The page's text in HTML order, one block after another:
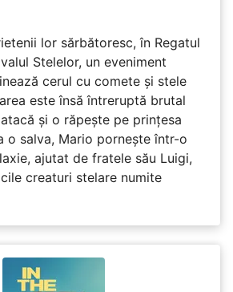
lor sărbătoresc, în Regatul
Stelelor, un eveniment
cerul cu comete și stele
este însă întreruptă brutal
și o răpește pe prinţesa
o salva, Mario pornește într-o
ajutat de fratele său Luigi,
creaturi stelare numite